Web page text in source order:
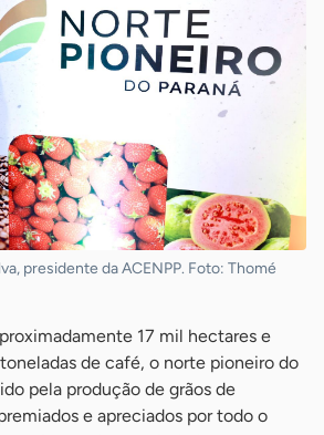
presidente da ACENPP. Foto: Thomé
17 mil hectares e
de café, o norte pioneiro do
pela produção de grãos de
e apreciados por todo o